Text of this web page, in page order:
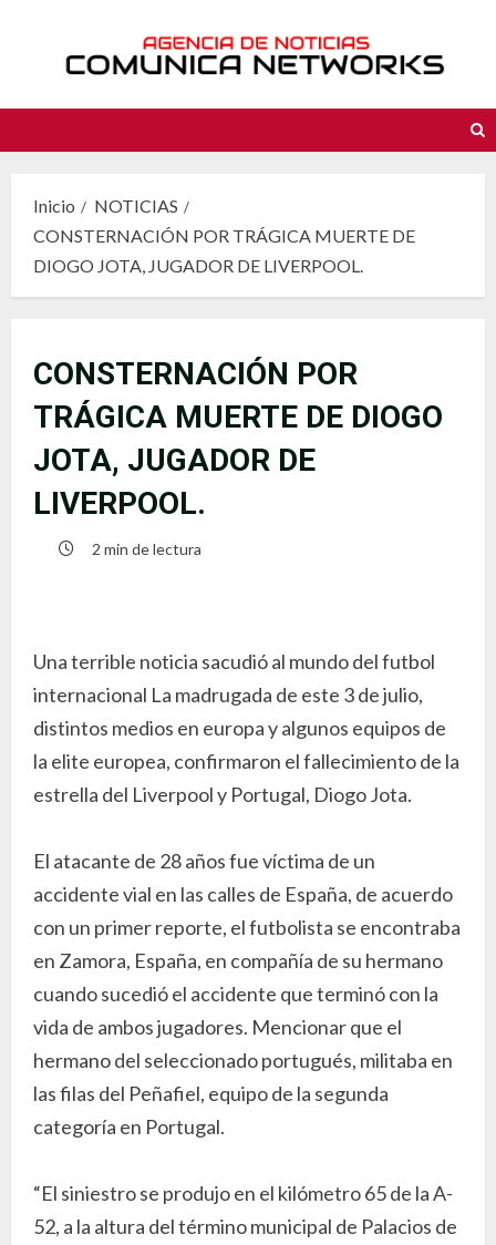
contenido
Inicio
NOTICIAS
CONSTERNACIÓN POR TRÁGICA MUERTE DE
DIOGO JOTA, JUGADOR DE LIVERPOOL.
CONSTERNACIÓN POR
TRÁGICA MUERTE DE DIOGO
JOTA, JUGADOR DE
LIVERPOOL.
2 min de lectura
Una terrible noticia sacudió al mundo del futbol
internacional La madrugada de este 3 de julio,
distintos medios en europa y algunos equipos de
la elite europea, confirmaron el fallecimiento de la
estrella del Liverpool y Portugal, Diogo Jota.
El atacante de 28 años fue víctima de un
accidente vial en las calles de España, de acuerdo
con un primer reporte, el futbolista se encontraba
en Zamora, España, en compañía de su hermano
cuando sucedió el accidente que terminó con la
vida de ambos jugadores. Mencionar que el
hermano del seleccionado portugués, militaba en
las filas del Peñafiel, equipo de la segunda
categoría en Portugal.
“El siniestro se produjo en el kilómetro 65 de la A-
52, a la altura del término municipal de Palacios de